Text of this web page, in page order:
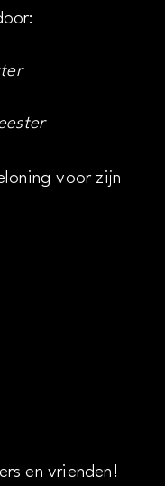
voor zijn
en vrienden!